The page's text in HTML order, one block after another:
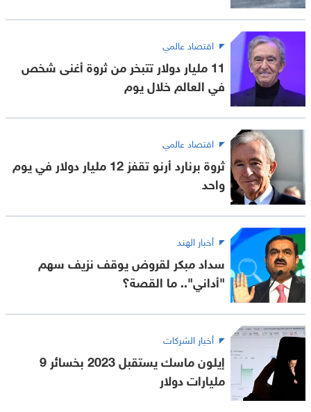
اقتصاد عالمي
11 مليار دولار تتبخر من ثروة أغنى شخص
في العالم خلال يوم
اقتصاد عالمي
ثروة برنارد أرنو تقفز 12 مليار دولار في يوم
واحد
أخبار الهند
سداد مبكر لقروض يوقف نزيف سهم
"أداني".. ما القصة؟
أخبار الشركات
إيلون ماسك يستقبل 2023 بخسائر 9
مليارات دولار